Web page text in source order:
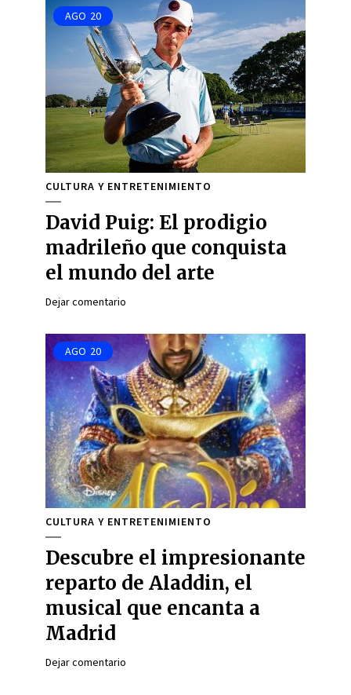
AGO 20
CULTURA Y ENTRETENIMIENTO
David Puig: El prodigio
madrileño que conquista
el mundo del arte
Dejar comentario
AGO 20
CULTURA Y ENTRETENIMIENTO
Descubre el impresionante
reparto de Aladdin, el
musical que encanta a
Madrid
Dejar comentario